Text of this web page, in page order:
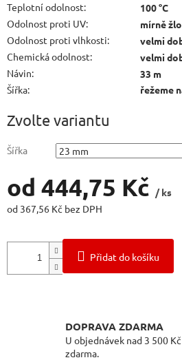
Teplotní odolnost:
100 °C
Odolnost proti UV:
mírně
Odolnost proti vlhkosti:
velmi
Chemická odolnost:
velmi
Návin:
33 m
Šířka: řežeme
Zvolte variantu
Šířka
od 444,75 Kč / ks
od 367,56 Kč bez DPH
cena:
Přidat do košíku
DOPRAVA ZDARMA
U objednávek nad 3 500
zdarma.